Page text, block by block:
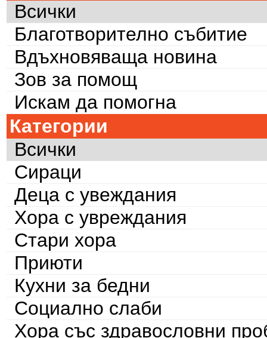
Всички
Благотворително събитие
Вдъхновяваща новина
Зов за помощ
Искам да помогна
Категории
Всички
Сираци
Деца с увеждания
Хора с увреждания
Стари хора
Приюти
Кухни за бедни
Социално слаби
Хора със здравословни